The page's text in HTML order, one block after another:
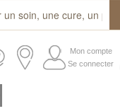
Mon compte
Se connecter